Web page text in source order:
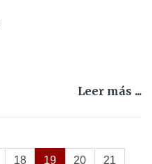
Leer más ...
18 19 20 21